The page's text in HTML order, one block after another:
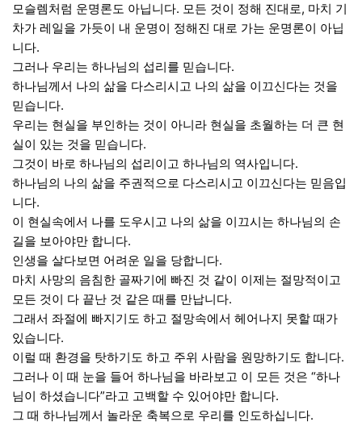
모슬렘처럼 운명론도 아닙니다. 모든 것이 정해 진대로, 마치 기
차가 레일을 가듯이 내 운명이 정해진 대로 가는 운명론이 아닙
니다.
그러나 우리는 하나님의 섭리를 믿습니다.
하나님께서 나의 삶을 다스리시고 나의 삶을 이끄신다는 것을
믿습니다.
우리는 현실을 부인하는 것이 아니라 현실을 초월하는 더 큰 현
실이 있는 것을 믿습니다.
그것이 바로 하나님의 섭리이고 하나님의 역사입니다.
하나님의 나의 삶을 주권적으로 다스리시고 이끄신다는 믿음입
니다.
이 현실속에서 나를 도우시고 나의 삶을 이끄시는 하나님의 손
길을 보아야만 합니다.
인생을 살다보면 어려운 일을 당합니다.
마치 사망의 음침한 골짜기에 빠진 것 같이 이제는 절망적이고
모든 것이 다 끝난 것 같은 때를 만납니다.
그래서 좌절에 빠지기도 하고 절망속에서 헤어나지 못할 때가
있습니다.
이럴 때 환경을 탓하기도 하고 주위 사람을 원망하기도 합니다.
그러나 이 때 눈을 들어 하나님을 바라보고 이 모든 것은 “하나
님이 하셨습니다”라고 고백할 수 있어야만 합니다.
그 때 하나님께서 놀라운 축복으로 우리를 인도하십니다.